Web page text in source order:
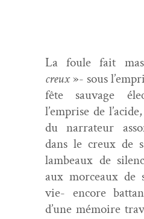
La foule fait
creux»- sous
fête sauvage
l’emprise de
du nar­ra­teur
dans le creux de
lam­beaux de
aux morceaux de
vie- encore
d’une mémoire